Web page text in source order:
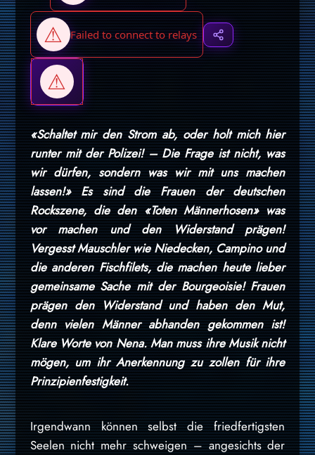
«Schaltet mir den Strom ab, oder holt mich hier
runter mit der Polizei! – Die Frage ist nicht, was
wir dürfen, sondern was wir mit uns machen
lassen!» Es sind die Frauen der deutschen
Rockszene, die den «Toten Männerhosen» was
vor machen und den Widerstand prägen!
Vergesst Mauschler wie Niedecken, Campino und
die anderen Fischfilets, die machen heute lieber
gemeinsame Sache mit der Bourgeoisie! Frauen
prägen den Widerstand und haben den Mut,
denn vielen Männer abhanden gekommen ist!
Klare Worte von Nena. Man muss ihre Musik nicht
mögen, um ihr Anerkennung zu zollen für ihre
Prinzipienfestigkeit.
Irgendwann können selbst die friedfertigsten
Seelen nicht mehr schweigen – angesichts der